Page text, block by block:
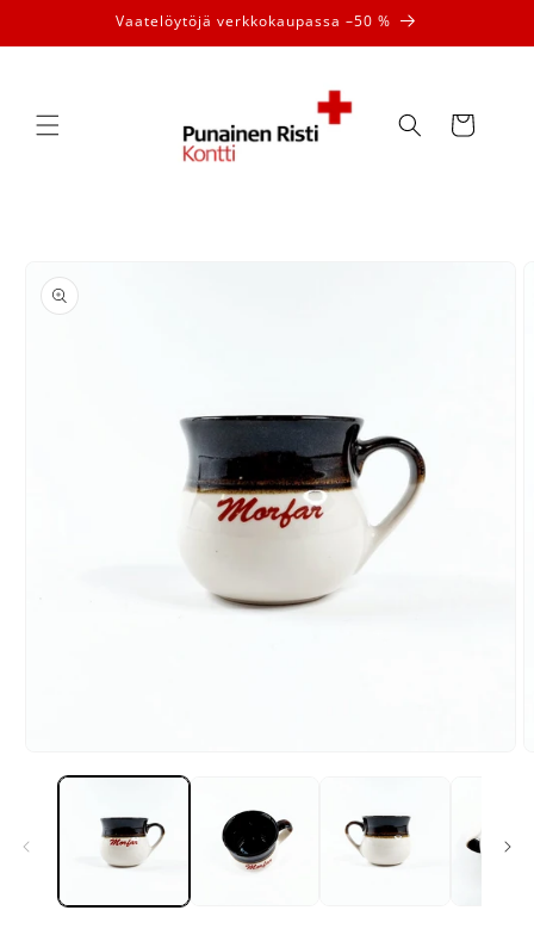
sisältöön
Vaatelöytöjä verkkokaupassa –50 %
Ostoskori
tuotetietoihin
aineisto